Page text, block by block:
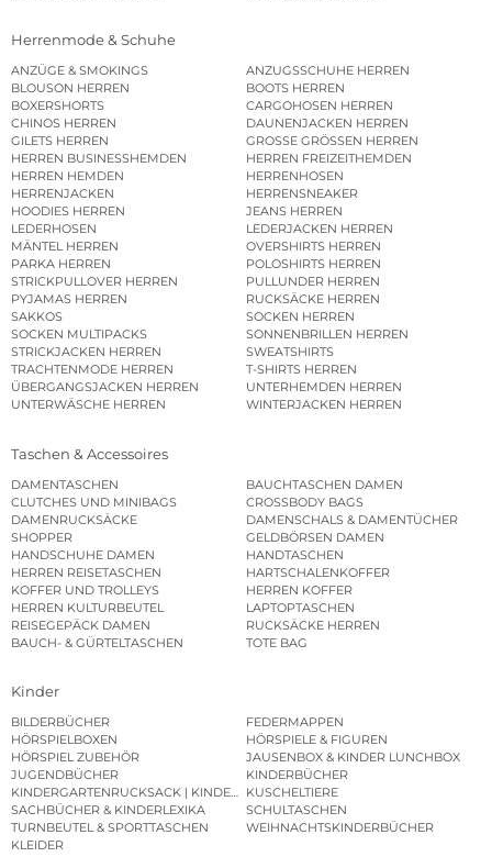
Herrenmode & Schuhe
ANZÜGE & SMOKINGS
ANZUGSSCHUHE HERREN
BLOUSON HERREN
BOOTS HERREN
BOXERSHORTS
CARGOHOSEN HERREN
CHINOS HERREN
DAUNENJACKEN HERREN
GILETS HERREN
GROSSE GRÖSSEN HERREN
HERREN BUSINESSHEMDEN
HERREN FREIZEITHEMDEN
HERREN HEMDEN
HERRENHOSEN
HERRENJACKEN
HERRENSNEAKER
HOODIES HERREN
JEANS HERREN
LEDERHOSEN
LEDERJACKEN HERREN
MÄNTEL HERREN
OVERSHIRTS HERREN
PARKA HERREN
POLOSHIRTS HERREN
STRICKPULLOVER HERREN
PULLUNDER HERREN
PYJAMAS HERREN
RUCKSÄCKE HERREN
SAKKOS
SOCKEN HERREN
SOCKEN MULTIPACKS
SONNENBRILLEN HERREN
STRICKJACKEN HERREN
SWEATSHIRTS
TRACHTENMODE HERREN
T-SHIRTS HERREN
ÜBERGANGSJACKEN HERREN
UNTERHEMDEN HERREN
UNTERWÄSCHE HERREN
WINTERJACKEN HERREN
Taschen & Accessoires
DAMENTASCHEN
BAUCHTASCHEN DAMEN
CLUTCHES UND MINIBAGS
CROSSBODY BAGS
DAMENRUCKSÄCKE
DAMENSCHALS & DAMENTÜCHER
SHOPPER
GELDBÖRSEN DAMEN
HANDSCHUHE DAMEN
HANDTASCHEN
HERREN REISETASCHEN
HARTSCHALENKOFFER
KOFFER UND TROLLEYS
HERREN KOFFER
HERREN KULTURBEUTEL
LAPTOPTASCHEN
REISEGEPÄCK DAMEN
RUCKSÄCKE HERREN
BAUCH- & GÜRTELTASCHEN
TOTE BAG
Kinder
BILDERBÜCHER
FEDERMAPPEN
HÖRSPIELBOXEN
HÖRSPIELE & FIGUREN
HÖRSPIEL ZUBEHÖR
JAUSENBOX & KINDER LUNCHBOX
JUGENDBÜCHER
KINDERBÜCHER
KINDERGARTENRUCKSACK | KINDERGARTENBEUTEL
KUSCHELTIERE
SACHBÜCHER & KINDERLEXIKA
SCHULTASCHEN
TURNBEUTEL & SPORTTASCHEN
WEIHNACHTSKINDERBÜCHER
KLEIDER